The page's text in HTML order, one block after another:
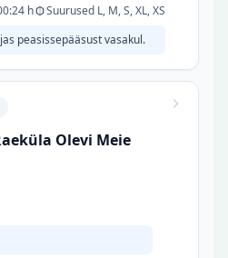
h
Suurused L, M, S, XL, XS
peasissepääsust vasakul.
Olevi Meie